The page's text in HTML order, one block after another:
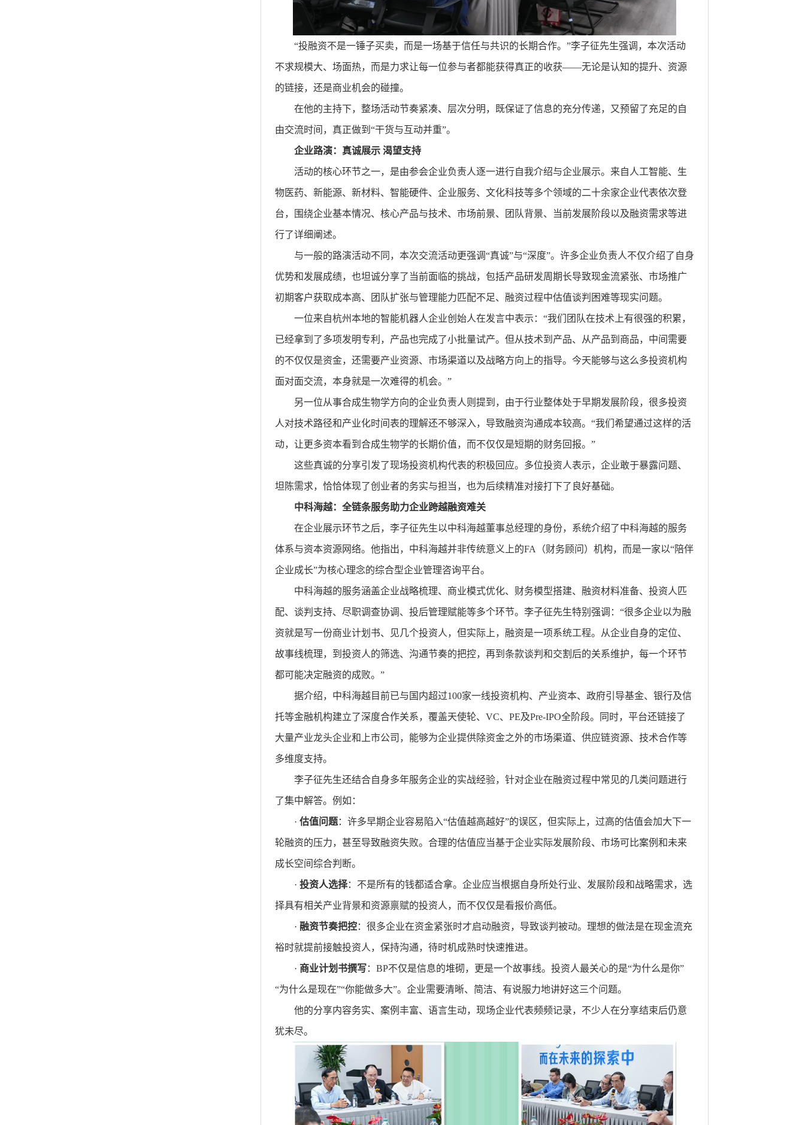
“投融资不是一锤子买卖，而是一场基于信任与共识的长期合作。”李子征先生强调，本次活动
不求规模大、场面热，而是力求让每一位参与者都能获得真正的收获——无论是认知的提升、资源
的链接，还是商业机会的碰撞。
在他的主持下，整场活动节奏紧凑、层次分明，既保证了信息的充分传递，又预留了充足的自
由交流时间，真正做到“干货与互动并重”。
企业路演：真诚展示 渴望支持
活动的核心环节之一，是由参会企业负责人逐一进行自我介绍与企业展示。来自人工智能、生
物医药、新能源、新材料、智能硬件、企业服务、文化科技等多个领域的二十余家企业代表依次登
台，围绕企业基本情况、核心产品与技术、市场前景、团队背景、当前发展阶段以及融资需求等进
行了详细阐述。
与一般的路演活动不同，本次交流活动更强调“真诚”与“深度”。许多企业负责人不仅介绍了自身
优势和发展成绩，也坦诚分享了当前面临的挑战，包括产品研发周期长导致现金流紧张、市场推广
初期客户获取成本高、团队扩张与管理能力匹配不足、融资过程中估值谈判困难等现实问题。
一位来自杭州本地的智能机器人企业创始人在发言中表示：“我们团队在技术上有很强的积累，
已经拿到了多项发明专利，产品也完成了小批量试产。但从技术到产品、从产品到商品，中间需要
的不仅仅是资金，还需要产业资源、市场渠道以及战略方向上的指导。今天能够与这么多投资机构
面对面交流，本身就是一次难得的机会。”
另一位从事合成生物学方向的企业负责人则提到，由于行业整体处于早期发展阶段，很多投资
人对技术路径和产业化时间表的理解还不够深入，导致融资沟通成本较高。“我们希望通过这样的活
动，让更多资本看到合成生物学的长期价值，而不仅仅是短期的财务回报。”
这些真诚的分享引发了现场投资机构代表的积极回应。多位投资人表示，企业敢于暴露问题、
坦陈需求，恰恰体现了创业者的务实与担当，也为后续精准对接打下了良好基础。
中科海越：全链条服务助力企业跨越融资难关
在企业展示环节之后，李子征先生以中科海越董事总经理的身份，系统介绍了中科海越的服务
体系与资本资源网络。他指出，中科海越并非传统意义上的FA（财务顾问）机构，而是一家以“陪伴
企业成长”为核心理念的综合型企业管理咨询平台。
中科海越的服务涵盖企业战略梳理、商业模式优化、财务模型搭建、融资材料准备、投资人匹
配、谈判支持、尽职调查协调、投后管理赋能等多个环节。李子征先生特别强调：“很多企业以为融
资就是写一份商业计划书、见几个投资人，但实际上，融资是一项系统工程。从企业自身的定位、
故事线梳理，到投资人的筛选、沟通节奏的把控，再到条款谈判和交割后的关系维护，每一个环节
都可能决定融资的成败。”
据介绍，中科海越目前已与国内超过100家一线投资机构、产业资本、政府引导基金、银行及信
托等金融机构建立了深度合作关系，覆盖天使轮、VC、PE及Pre-IPO全阶段。同时，平台还链接了
大量产业龙头企业和上市公司，能够为企业提供除资金之外的市场渠道、供应链资源、技术合作等
多维度支持。
李子征先生还结合自身多年服务企业的实战经验，针对企业在融资过程中常见的几类问题进行
了集中解答。例如：
· 估值问题：许多早期企业容易陷入“估值越高越好”的误区，但实际上，过高的估值会加大下一
轮融资的压力，甚至导致融资失败。合理的估值应当基于企业实际发展阶段、市场可比案例和未来
成长空间综合判断。
· 投资人选择：不是所有的钱都适合拿。企业应当根据自身所处行业、发展阶段和战略需求，选
择具有相关产业背景和资源禀赋的投资人，而不仅仅是看报价高低。
· 融资节奏把控：很多企业在资金紧张时才启动融资，导致谈判被动。理想的做法是在现金流充
裕时就提前接触投资人，保持沟通，待时机成熟时快速推进。
· 商业计划书撰写：BP不仅是信息的堆砌，更是一个故事线。投资人最关心的是“为什么是你”
“为什么是现在”“你能做多大”。企业需要清晰、简洁、有说服力地讲好这三个问题。
他的分享内容务实、案例丰富、语言生动，现场企业代表频频记录，不少人在分享结束后仍意
犹未尽。